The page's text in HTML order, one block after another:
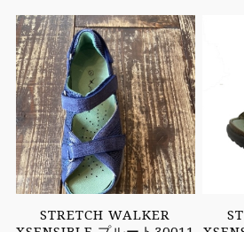
STRETCH WALKER